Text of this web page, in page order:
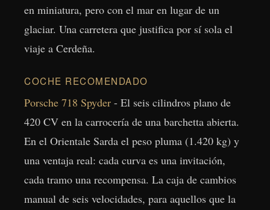
en miniatura, pero con el mar en lugar de un
glaciar. Una carretera que justifica por sí sola el
viaje a Cerdeña.
COCHE RECOMENDADO
Porsche 718 Spyder - El seis cilindros plano de
420 CV en la carrocería de una barchetta abierta.
En el Orientale Sarda el peso pluma (1.420 kg) y
una ventaja real: cada curva es una invitación,
cada tramo una recompensa. La caja de cambios
manual de seis velocidades, para aquellos que la